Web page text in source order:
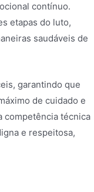
contínuo.
etapas do luto,
saudáveis de
garantindo que
de cuidado e
competência técnica
e respeitosa,